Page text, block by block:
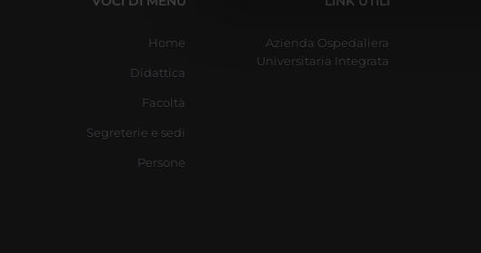
che hanno raccolto dal tuo utilizzo dei
Home
Didattica
Facoltà
Segreterie e sedi
Persone
Azienda Ospedaliera
Universitaria Integrata